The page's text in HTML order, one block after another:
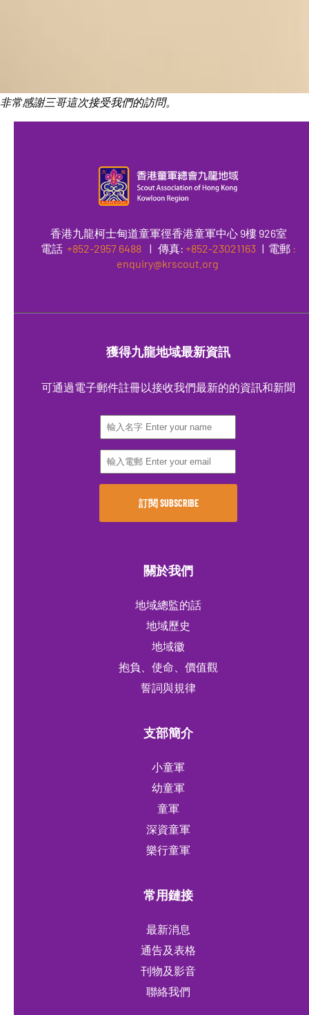
非常感謝三哥這次接受我們的訪問。
香港九龍柯士甸道童軍徑香港童軍中心 9樓 926室
電話 +852-2957 6488 | 傳真: +852-23021163 | 電郵 :
enquiry@krscout.org
獲得九龍地域最新資訊
可通過電子郵件註冊以接收我們最新的的資訊和新聞
關於我們
地域總監的話
地域歷史
地域徽
抱負、使命、價值觀
誓詞與規律
支部簡介
小童軍
幼童軍
童軍
深資童軍
樂行童軍
常用鏈接
最新消息
通告及表格
刊物及影音
聯絡我們